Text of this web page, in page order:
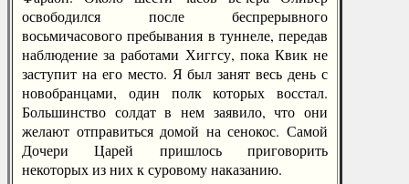
освободился после беспрерывного
восьмичасового пребывания в туннеле, передав
наблюдение за работами Хиггсу, пока Квик не
заступит на его место. Я был занят весь день с
новобранцами, один полк которых восстал.
Большинство солдат в нем заявило, что они
желают отправиться домой на сенокос. Самой
Дочери Царей пришлось приговорить
некоторых из них к суровому наказанию.